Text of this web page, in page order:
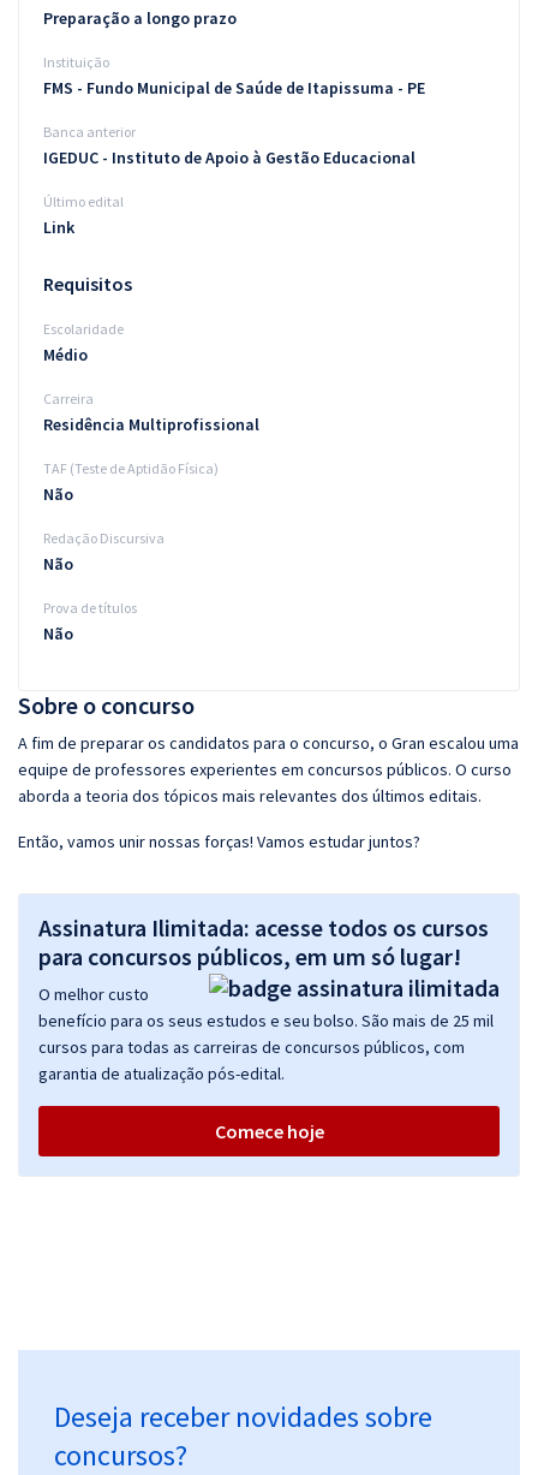
Conteúdo gratuito
Blog
Sobre o concurso
A fim de preparar os candidatos para o concurso, o Gran escalou uma
equipe de professores experientes em concursos públicos. O curso
aborda a teoria dos tópicos mais relevantes dos últimos editais.
Então, vamos unir nossas forças! Vamos estudar juntos?
Assinatura Ilimitada: acesse todos os cursos
para concursos públicos, em um só lugar!
O melhor custo
benefício para os seus estudos e seu bolso. São mais de 25 mil
cursos para todas as carreiras de concursos públicos, com
garantia de atualização pós-edital.
Comece hoje
Deseja receber novidades sobre
concursos?
Preparação a longo prazo
Instituição
FMS - Fundo Municipal de Saúde de Itapissuma - PE
Banca anterior
IGEDUC - Instituto de Apoio à Gestão Educacional
Último edital
Link
Requisitos
Escolaridade
Médio
Carreira
Residência Multiprofissional
TAF (Teste de Aptidão Física)
Não
Redação Discursiva
Não
Prova de títulos
Não